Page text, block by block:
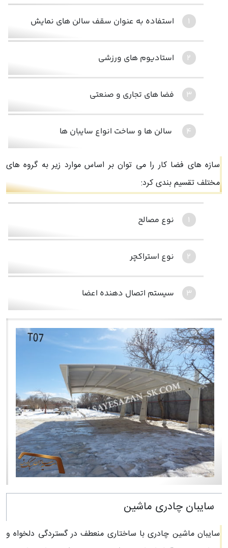
استفاده به عنوان سقف سالن های نمایش
استادیوم های ورزشی
فضا های تجاری و صنعتی
سالن ها و ساخت انواع سایبان ها
سازه های فضا کار را می توان بر اساس موارد زیر به گروه های
مختلف تقسیم بندی کرد:
نوع مصالح
نوع استراکچر
سیستم اتصال دهنده اعضا
سایبان چادری ماشین
سایبان ماشین چادری با ساختاری منعطف در گستردگی دلخواه و